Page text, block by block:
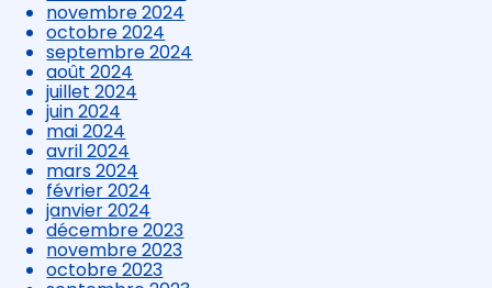
novembre 2024
octobre 2024
septembre 2024
août 2024
juillet 2024
juin 2024
mai 2024
avril 2024
mars 2024
février 2024
janvier 2024
décembre 2023
novembre 2023
octobre 2023